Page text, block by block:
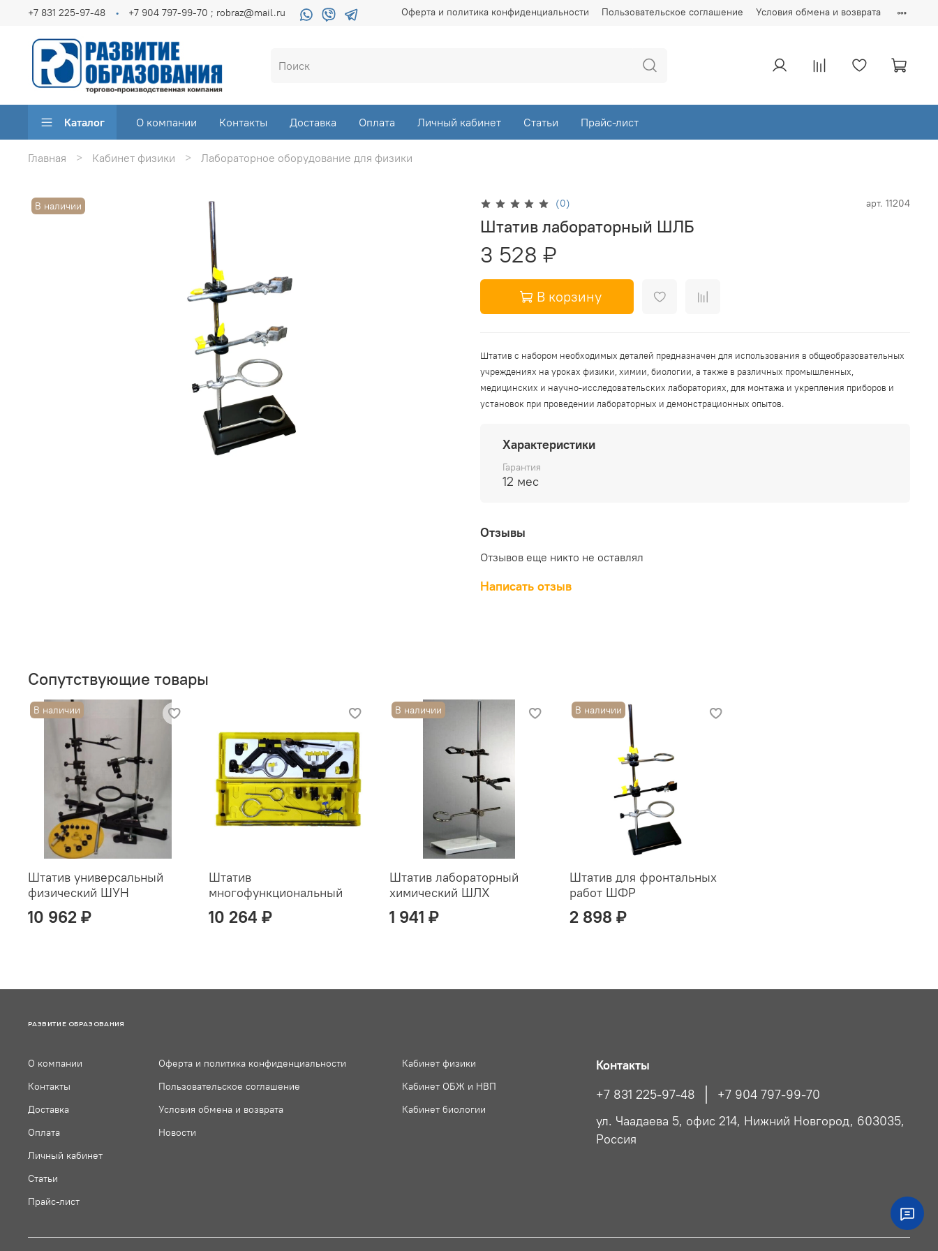
Оферта и политика конфиденциальности Пользовательское соглашение Условия обмена и возврата
+7 831 225-97-48 +7 904 797-99-70 ; robraz@mail.ru
Каталог О компании Контакты Доставка Оплата Личный кабинет Статьи Прайс-лист
Главная Кабинет физики Лабораторное оборудование для физики
В наличии (0) арт. 11204
Штатив лабораторный ШЛБ
3 528 ₽
В корзину
Штатив с набором необходимых деталей предназначен для использования в общеобразовательных
учреждениях на уроках физики, химии, биологии, а также в различных промышленных,
медицинских и научно-исследовательских лабораториях, для монтажа и укрепления приборов и
установок при проведении лабораторных и демонстрационных опытов.
Характеристики
Гарантия
12 мес
Отзывы
Отзывов еще никто не оставлял
Написать отзыв
Сопутствующие товары
В наличии
Штатив универсальный
физический ШУН
10 962 ₽
Штатив
многофункциональный
10 264 ₽
В наличии
Штатив лабораторный
химический ШЛХ
1 941 ₽
В наличии
Штатив для фронтальных
работ ШФР
2 898 ₽
РАЗВИТИЕ ОБРАЗОВАНИЯ
О компании
Контакты
Доставка
Оплата
Личный кабинет
Статьи
Прайс-лист
Оферта и политика конфиденциальности
Пользовательское соглашение
Условия обмена и возврата
Новости
Кабинет физики
Кабинет ОБЖ и НВП
Кабинет биологии
Контакты
+7 831 225-97-48
+7 904 797-99-70
ул. Чаадаева 5, офис 214, Нижний Новгород, 603035,
Россия